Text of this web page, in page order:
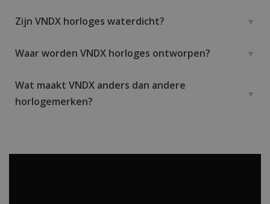
Zijn VNDX horloges waterdicht?
Waar worden VNDX horloges ontworpen?
Wat maakt VNDX anders dan andere
horlogemerken?